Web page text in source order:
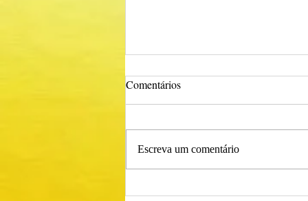
Comentários
Escreva um comentário